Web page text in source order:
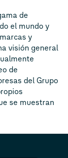
de
el mundo y
y
visión general
de
del Grupo
se muestran